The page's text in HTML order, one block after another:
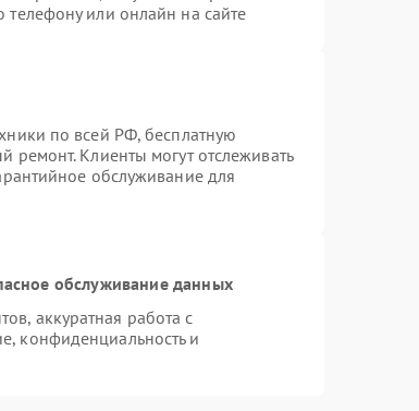
телефону или онлайн на сайте
по всей РФ, бесплатную
ремонт. Клиенты могут отслеживать
обслуживание для
обслуживание данных
аккуратная работа с
конфиденциальность и